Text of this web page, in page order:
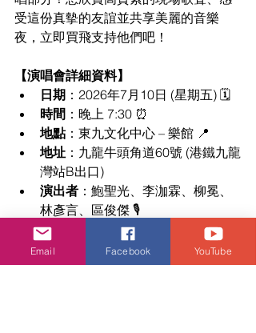
受這份真摰的友誼並共享美麗的音樂
夜，立即買飛支持他們吧！
【演唱會詳細資料】
日期 ：2026年7月10日 (星期五) 🗓️
時間 ：晚上 7:30 ⏰
地點：東九文化中心 – 樂館 📍
地址 ：九龍牛頭角道60號 (港鐵九龍
灣站B出口)
演出者 ：鮑聖光、李泇霖、柳冕、
林彥言、區俊傑 🎙️
票價
：HK$350 🎫
購票及查詢
：請 WhatsApp
57039103 📲
Email Facebook YouTube